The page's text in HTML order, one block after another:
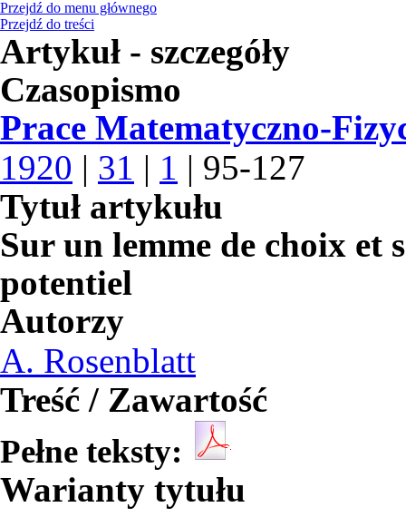
Przejdź do menu głównego
Przejdź do treści
Artykuł - szczegóły
Czasopismo
Prace Matematyczno-
1920 | 31 | 1 | 95-127
Tytuł artykułu
Sur un lemme de choix et
potentiel
Autorzy
A. Rosenblatt
Treść / Zawartość
Pełne teksty:
Warianty tytułu